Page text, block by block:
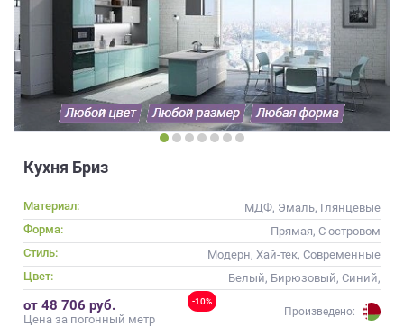
Кухня Бриз
Материал:
МДФ, Эмаль, Глянцевые
Форма:
Прямая, С островом
Стиль:
Модерн, Хай-тек, Современные
Цвет:
Белый, Бирюзовый, Синий,
Голубой
-10%
от 48 706 руб.
Цена за погонный метр
Произведено: